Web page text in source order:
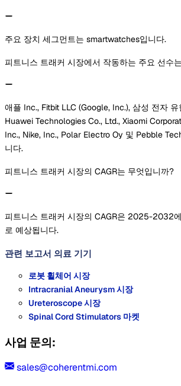
주요 장치 세그먼트는 smartwatches입니다.
피트니스 트래커 시장에서 작동하는 주요 선수
애플 Inc., Fitbit LLC (Google, Inc.), 삼성 전자
Huawei Technologies Co., Ltd., Xiaomi
Inc., Nike, Inc., Polar Electro Oy 및 Pebble
니다.
피트니스 트래커 시장의 CAGR는 무엇입니까?
피트니스 트래커 시장의 CAGR은 2025-2032
로 예상됩니다.
관련 보고서 의료 기기
로봇 휠체어 시장
Intracranial Aneurysm 시장
Ureteroscope 시장
Spinal Cord Stimulators 마켓
사업 문의:
sales@coherentmi.com